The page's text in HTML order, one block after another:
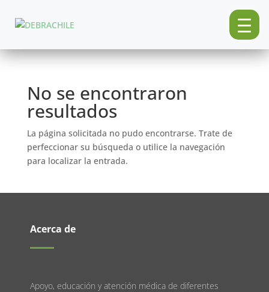
No se encontraron
resultados
La página solicitada no pudo encontrarse. Trate de
perfeccionar su búsqueda o utilice la navegación
para localizar la entrada.
Acerca de
Apoyo, educación y atención médica de diferentes